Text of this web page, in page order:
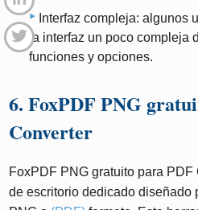
Interfaz compleja: algunos
la interfaz un poco compleja
funciones y opciones.
6. FoxPDF PNG
Converter
FoxPDF PNG gratuito para
de escritorio dedicado diseñado